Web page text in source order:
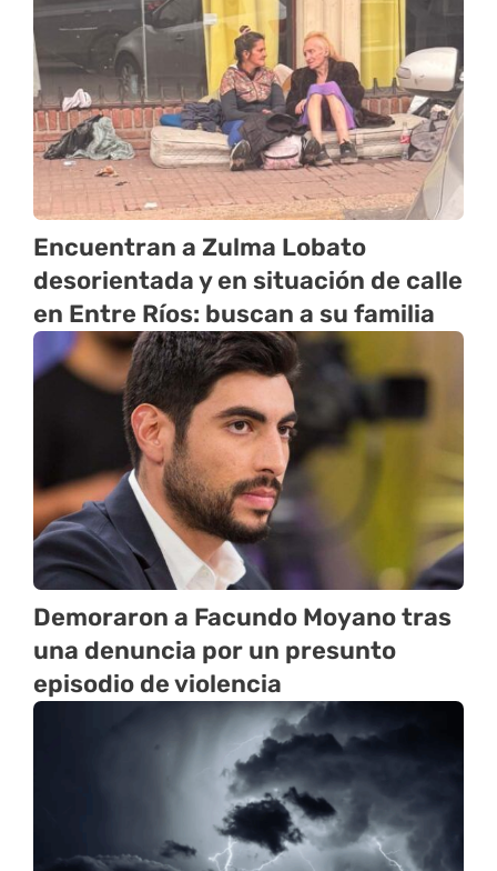
Encuentran a Zulma Lobato
desorientada y en situación de calle
en Entre Ríos: buscan a su familia
Demoraron a Facundo Moyano tras
una denuncia por un presunto
episodio de violencia